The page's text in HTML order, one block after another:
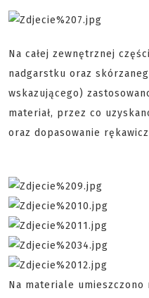
Na całej zewnętrznej
nadgarstku oraz
wskazującego)
materiał, przez co
oraz dopasowanie
Na materiale